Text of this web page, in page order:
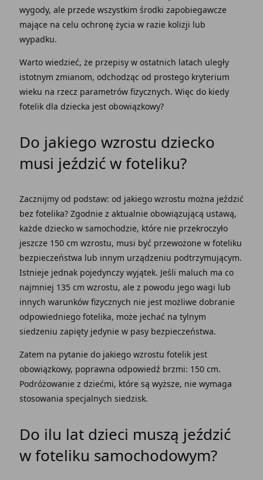
wygody, ale przede wszystkim środki zapobiegawcze
mające na celu ochronę życia w razie kolizji lub
wypadku.
Warto wiedzieć, że przepisy w ostatnich latach uległy
istotnym zmianom, odchodząc od prostego kryterium
wieku na rzecz parametrów fizycznych. Więc do kiedy
fotelik dla dziecka jest obowiązkowy?
Do jakiego wzrostu dziecko
musi jeździć w foteliku?
Zacznijmy od podstaw: od jakiego wzrostu można jeździć
bez fotelika? Zgodnie z aktualnie obowiązującą ustawą,
każde dziecko w samochodzie, które nie przekroczyło
jeszcze 150 cm wzrostu, musi być przewożone w foteliku
bezpieczeństwa lub innym urządzeniu podtrzymującym.
Istnieje jednak pojedynczy wyjątek. Jeśli maluch ma co
najmniej 135 cm wzrostu, ale z powodu jego wagi lub
innych warunków fizycznych nie jest możliwe dobranie
odpowiedniego fotelika, może jechać na tylnym
siedzeniu zapięty jedynie w pasy bezpieczeństwa.
Zatem na pytanie do jakiego wzrostu fotelik jest
obowiązkowy, poprawna odpowiedź brzmi: 150 cm.
Podróżowanie z dziećmi, które są wyższe, nie wymaga
stosowania specjalnych siedzisk.
Do ilu lat dzieci muszą jeździć
w foteliku samochodowym?